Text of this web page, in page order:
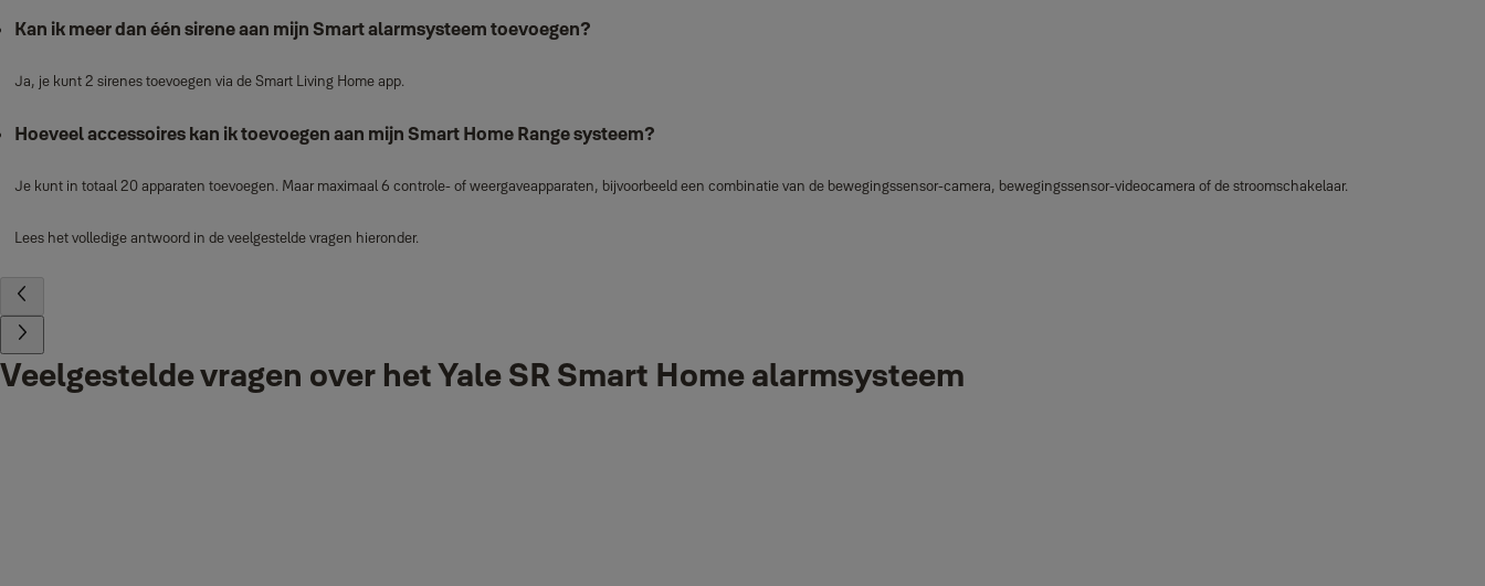
Kan ik meer dan één sirene aan mijn Smart alarmsysteem toevoegen?
Ja, je kunt 2 sirenes toevoegen via de Smart Living Home app.
Hoeveel accessoires kan ik toevoegen aan mijn Smart Home Range systeem?
Je kunt in totaal 20 apparaten toevoegen. Maar maximaal 6 controle- of weergaveapparaten, bijvoorbeeld een combinatie van de bewegingssensor-camera, bewegingssensor-videocamera of de stroomschakelaar.
Lees het volledige antwoord in de veelgestelde vragen hieronder.
Veelgestelde vragen over het Yale SR Smart Home alarmsysteem